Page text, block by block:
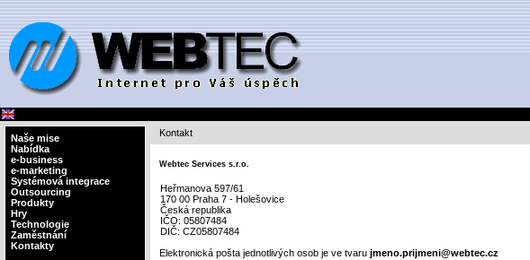
Naše mise
Nabídka
e-business
e-marketing
Systémová integrace
Outsourcing
Produkty
Hry
Technologie
Zaměstnání
Kontakty
Kontakt
Webtec Services s.r.o.
Heřmanova 597/61
170 00 Praha 7 - Holešovice
Česká republika
IČO: 05807484
DIČ: CZ05807484
Elektronická pošta jednotlivých osob je ve tvaru jmeno.prijmeni@webtec.cz